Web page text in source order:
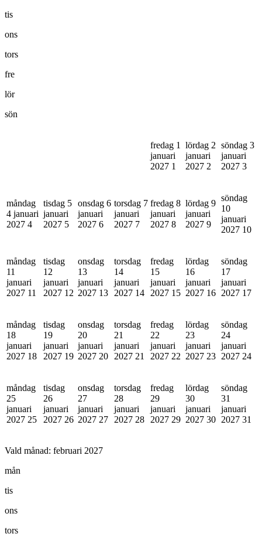
tis
ons
tors
fre
lör
sön
fredag 1
januari
2027 1
lördag 2
januari
2027 2
söndag 3
januari
2027 3
måndag
4 januari
2027 4
tisdag 5
januari
2027 5
onsdag 6
januari
2027 6
torsdag 7
januari
2027 7
fredag 8
januari
2027 8
lördag 9
januari
2027 9
söndag
10
januari
2027 10
måndag
11
januari
2027 11
tisdag
12
januari
2027 12
onsdag
13
januari
2027 13
torsdag
14
januari
2027 14
fredag
15
januari
2027 15
lördag
16
januari
2027 16
söndag
17
januari
2027 17
måndag
18
januari
2027 18
tisdag
19
januari
2027 19
onsdag
20
januari
2027 20
torsdag
21
januari
2027 21
fredag
22
januari
2027 22
lördag
23
januari
2027 23
söndag
24
januari
2027 24
måndag
25
januari
2027 25
tisdag
26
januari
2027 26
onsdag
27
januari
2027 27
torsdag
28
januari
2027 28
fredag
29
januari
2027 29
lördag
30
januari
2027 30
söndag
31
januari
2027 31
Vald månad: februari 2027
mån
tis
ons
tors